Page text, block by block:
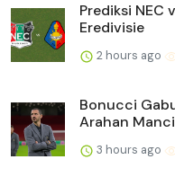
Prediksi NEC
Eredivisie
2 hours ago
Bonucci
Arahan
3 hours ago